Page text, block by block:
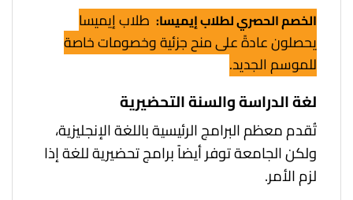
الخصم الحصري لطلاب إيميسا: طلاب إيميسا
يحصلون عادةً على منح جزئية وخصومات خاصة
للموسم الجديد.
لغة الدراسة والسنة التحضيرية
تُقدم معظم البرامج الرئيسية باللغة الإنجليزية،
ولكن الجامعة توفر أيضاً برامج تحضيرية للغة إذا
لزم الأمر.